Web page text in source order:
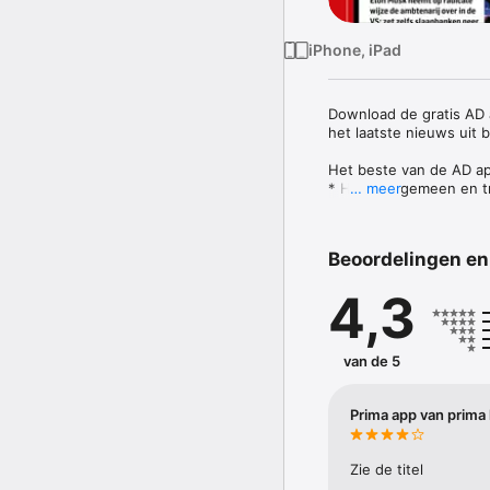
iPhone, iPad
Download de gratis
het laatste nieuws uit
Het beste van de AD
* Home: algemeen en
* Podcast: beluister
* Sport: het
Haal meer uit de app
* Meld je daarnaast
Divisie of Toto KNVB
voetbalprogramma,
* Lees het nieuws in
* Bewaar artikelen
… meer
Beoordelingen
4,3
van de 5
Prima app van
Zie de titel